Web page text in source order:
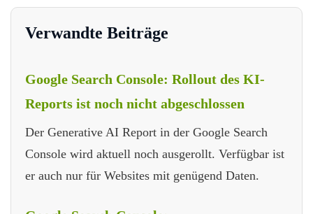
Verwandte Beiträge
Google Search Console: Rollout des KI-
Reports ist noch nicht abgeschlossen
Der Generative AI Report in der Google Search
Console wird aktuell noch ausgerollt. Verfügbar ist
er auch nur für Websites mit genügend Daten.